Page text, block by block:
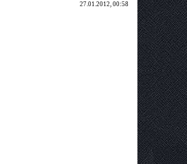
27.01.2012, 00:58